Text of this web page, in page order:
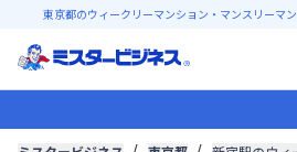
東京都のウィークリーマンション・マンスリーマ